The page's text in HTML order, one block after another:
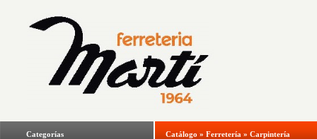
Categorías Catálogo » Ferretería » Carpintería